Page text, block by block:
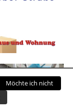
Möchte ich nicht